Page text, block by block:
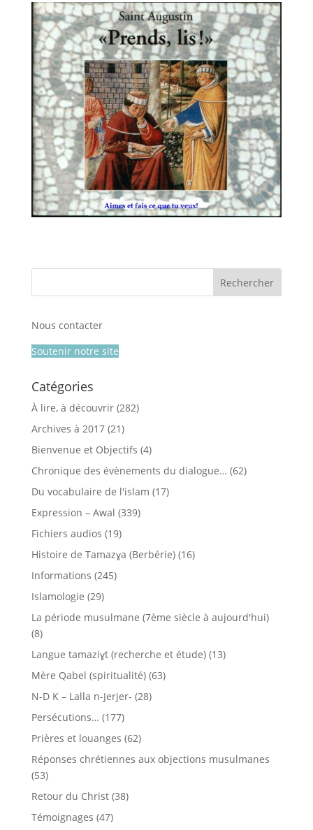
Nous contacter
Soutenir notre site
Catégories
À lire, à découvrir(282)
Archives à 2017(21)
Bienvenue et Objectifs (4)
Chronique des évènements du dialogue… (62)
Du vocabulaire de l'islam (17)
Expression – Awal (339)
Fichiers audios (19)
Histoire de Tamazɣa (Berbérie)(16)
Informations (245)
Islamologie (29)
La période musulmane (7ème siècle à aujourd'hui)
(8)
Langue tamaziɣt (recherche et étude)(13)
Mère Qabel (spiritualité)(63)
N-D K – Lalla n-Jerjer- (28)
Persécutions… (177)
Prières et louanges (62)
Réponses chrétiennes aux objections musulmanes
(53)
Retour du Christ(38)
Témoignages (47)